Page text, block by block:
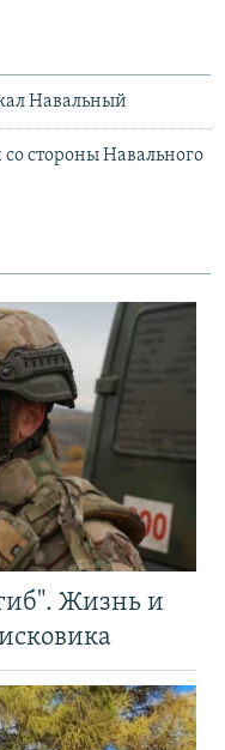
Навальный
стороны Навального
Жизнь и